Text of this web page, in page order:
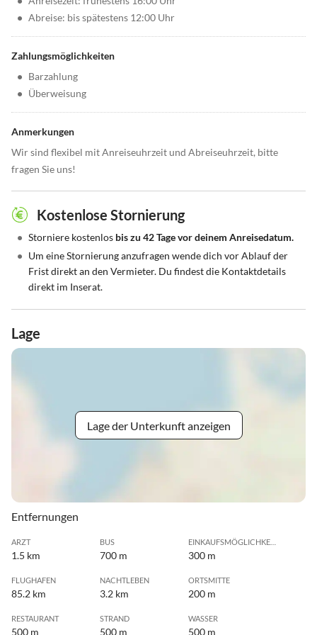
• Abreise: bis spätestens 12:00 Uhr
Zahlungsmöglichkeiten
• Barzahlung
• Überweisung
Anmerkungen
Wir sind flexibel mit Anreiseuhrzeit und Abreiseuhrzeit, bitte
fragen Sie uns!
Kostenlose Stornierung
• Storniere kostenlos bis zu 42 Tage vor deinem Anreisedatum.
• Um eine Stornierung anzufragen wende dich vor Ablauf der
Frist direkt an den Vermieter. Du findest die Kontaktdetails
direkt im Inserat.
Lage
Lage der Unterkunft anzeigen
Entfernungen
ARZT
1.5 km
BUS
700 m
EINKAUFSMÖGLICHKEIT
300 m
FLUGHAFEN
85.2 km
NACHTLEBEN
3.2 km
ORTSMITTE
200 m
RESTAURANT
500 m
STRAND
500 m
WASSER
500 m